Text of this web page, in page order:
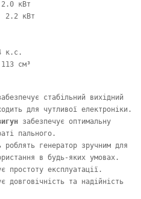
кВт
2.2 кВт
к.с.
см³
стабільний вихідний
для чутливої електроніки.
забезпечує оптимальну
пального.
роблять генератор зручним для
в будь-яких умовах.
простоту експлуатації.
довговічність та надійність